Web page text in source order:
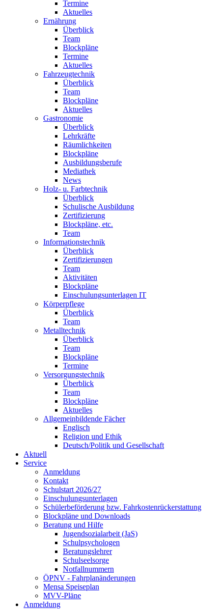
Termine
Aktuelles
Ernährung
Überblick
Team
Blockpläne
Termine
Aktuelles
Fahrzeugtechnik
Überblick
Team
Blockpläne
Aktuelles
Gastronomie
Überblick
Lehrkräfte
Räumlichkeiten
Blockpläne
Ausbildungsberufe
Mediathek
News
Holz- u. Farbtechnik
Überblick
Schulische Ausbildung
Zertifizierung
Blockpläne, etc.
Team
Informationstechnik
Überblick
Zertifizierungen
Team
Aktivitäten
Blockpläne
Einschulungsunterlagen IT
Körperpflege
Überblick
Team
Metalltechnik
Überblick
Team
Blockpläne
Termine
Versorgungstechnik
Überblick
Team
Blockpläne
Aktuelles
Allgemeinbildende Fächer
Englisch
Religion und Ethik
Deutsch/Politik und Gesellschaft
Aktuell
Service
Anmeldung
Kontakt
Schulstart 2026/27
Einschulungsunterlagen
Schülerbeförderung bzw. Fahrkostenrückerstattung
Blockpläne und Downloads
Beratung und Hilfe
Jugendsozialarbeit (JaS)
Schulpsychologen
Beratungslehrer
Schulseelsorge
Notfallnummern
ÖPNV - Fahrplanänderungen
Mensa Speiseplan
MVV-Pläne
Anmeldung